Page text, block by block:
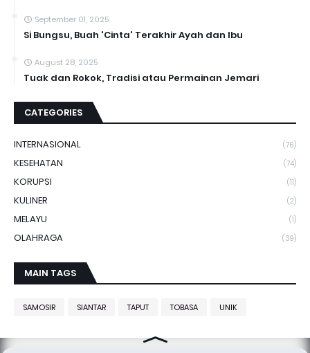
September 01, 2025
Si Bungsu, Buah 'Cinta' Terakhir Ayah dan Ibu
August 28, 2025
Tuak dan Rokok, Tradisi atau Permainan Jemari
CATEGORIES
INTERNASIONAL (76)
KESEHATAN (74)
KORUPSI (11)
KULINER (2)
MELAYU (1)
OLAHRAGA (39)
MAIN TAGS
SAMOSIR SIANTAR TAPUT TOBASA UNIK